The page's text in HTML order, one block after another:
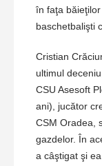
în faţa
baschetbalişti
Cristian
ultimul
CSU Asesoft
ani), jucător
CSM Oradea,
gazdelor. În
a câştigat şi